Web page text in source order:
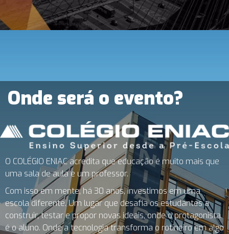
Onde será o evento?
O COLÉGIO ENIAC acredita que educação é muito mais que
uma sala de aula e um professor.
Com isso em mente, há 30 anos, investimos em uma
escola diferente. Um lugar que desafia os estudantes a
construir, testar e propor novas ideais, onde o protagonista
é o aluno. Onde a tecnologia transforma o rotineiro em algo